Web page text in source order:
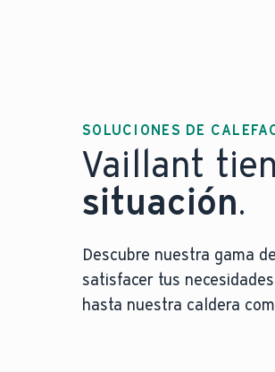
SOLUCIONES DE
Vaillant
situación.
Descubre nuestra gama
satisfacer tus
hasta nuestra caldera